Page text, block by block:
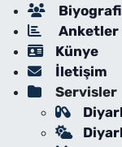
Biyografi
Anketler
Künye
İletişim
Servisler